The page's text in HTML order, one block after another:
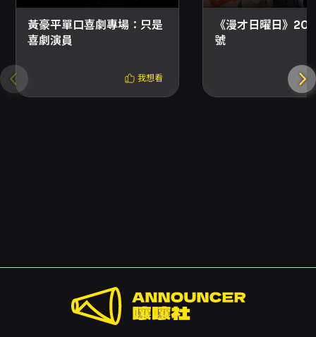
黃豪平單口喜劇專場：只是
喜劇演員
我想看
《漫才日曜日》
號